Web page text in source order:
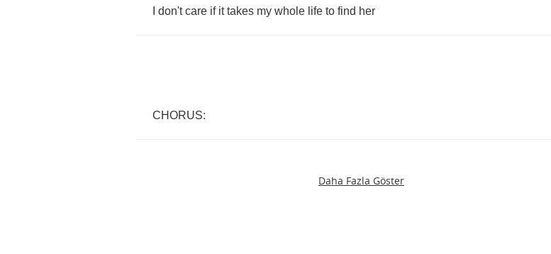
don't care if it takes my whole life to find her
CHORUS:
Daha Fazla Göster